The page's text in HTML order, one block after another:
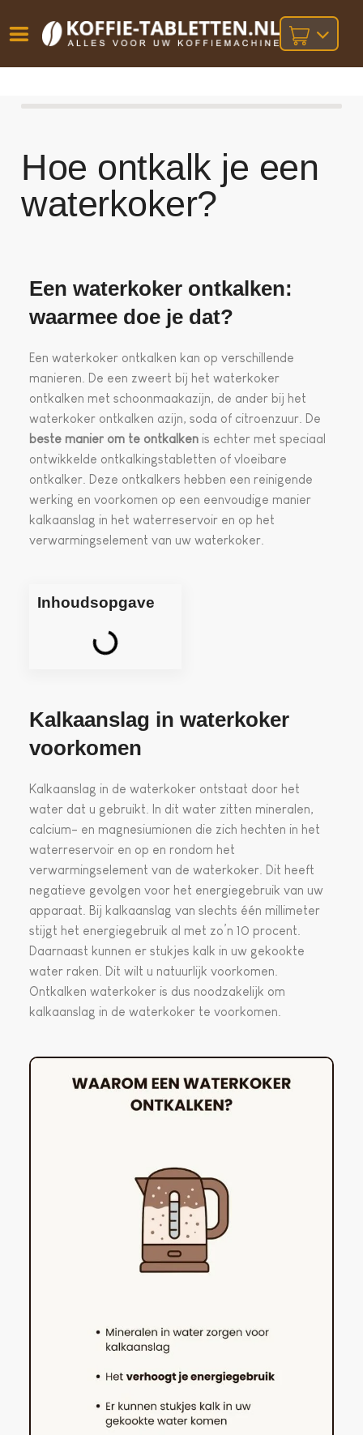
geleverd!
Hoe ontkalk je een
waterkoker?
Een waterkoker ontkalken:
waarmee doe je dat?
Een waterkoker ontkalken kan op verschillende
manieren. De een zweert bij het waterkoker
ontkalken met schoonmaakazijn, de ander bij het
waterkoker ontkalken azijn, soda of citroenzuur. De
beste manier om te ontkalken is echter met speciaal
ontwikkelde ontkalkingstabletten of vloeibare
ontkalker. Deze ontkalkers hebben een reinigende
werking en voorkomen op een eenvoudige manier
kalkaanslag in het waterreservoir en op het
verwarmingselement van uw waterkoker.
Inhoudsopgave
Kalkaanslag in waterkoker
voorkomen
Kalkaanslag in de waterkoker ontstaat door het
water dat u gebruikt. In dit water zitten mineralen,
calcium- en magnesiumionen die zich hechten in het
waterreservoir en op en rondom het
verwarmingselement van de waterkoker. Dit heeft
negatieve gevolgen voor het energiegebruik van uw
apparaat. Bij kalkaanslag van slechts één millimeter
stijgt het energiegebruik al met zo’n 10 procent.
Daarnaast kunnen er stukjes kalk in uw gekookte
water raken. Dit wilt u natuurlijk voorkomen.
Ontkalken waterkoker is dus noodzakelijk om
kalkaanslag in de waterkoker te voorkomen.